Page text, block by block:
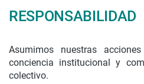
RESPONSABILIDAD
Asumimos nuestras
conciencia institucional y
colectivo.